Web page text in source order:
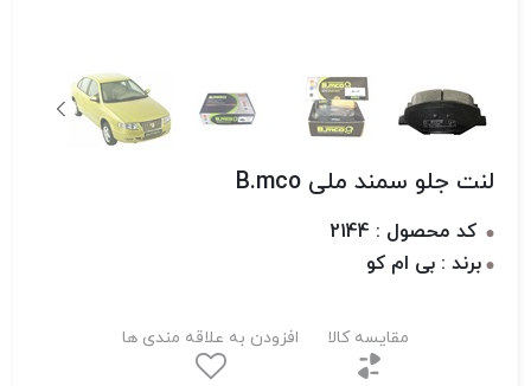
لنت جلو سمند ملی B.mco
کد محصول : 2144
برند : بی ام کو
مقایسه کالا افزودن به علاقه مندی ها